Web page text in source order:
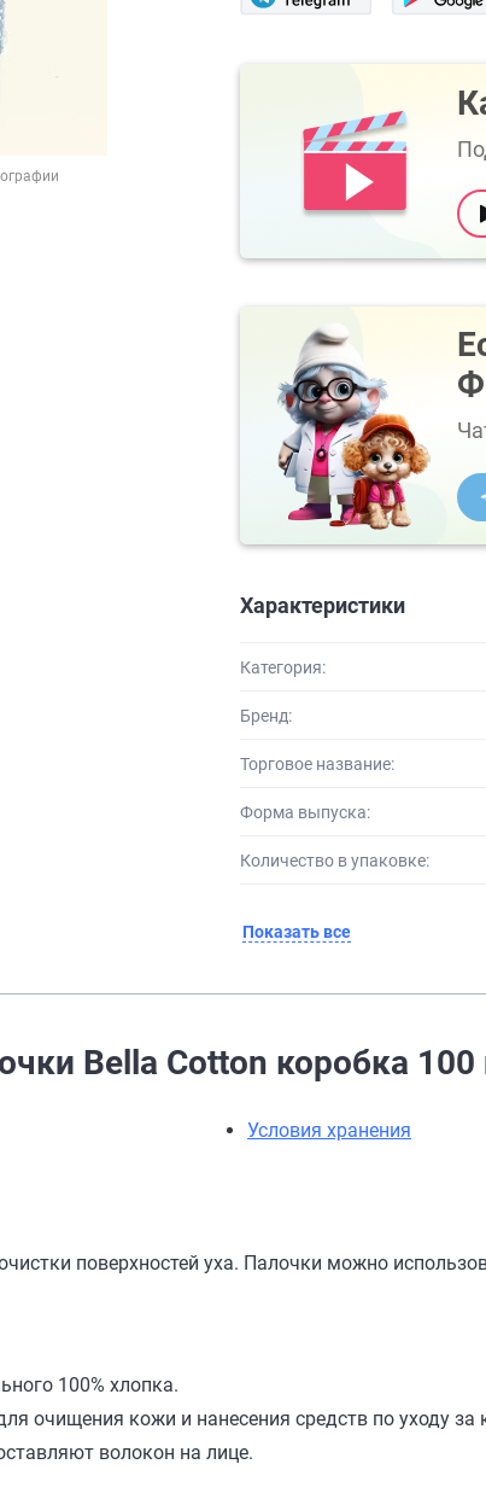
Характеристики
Категория:
Бренд:
Торговое название:
Форма выпуска:
Количество в упаковке:
Показать все
Bella Cotton коробка
Условия хранения
поверхностей уха. Палочки можно
100% хлопка.
очищения кожи и нанесения средств по уходу за
волокон на лице.